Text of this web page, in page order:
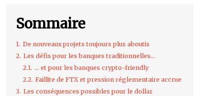
Sommaire
1. De nouveaux projets toujours plus aboutis
2. Les défis pour les banques traditionnelles…
2.1. … et pour les banques crypto-friendly
2.2. Faillite de FTX et pression réglementaire accrue
3. Les conséquences possibles pour le dollar